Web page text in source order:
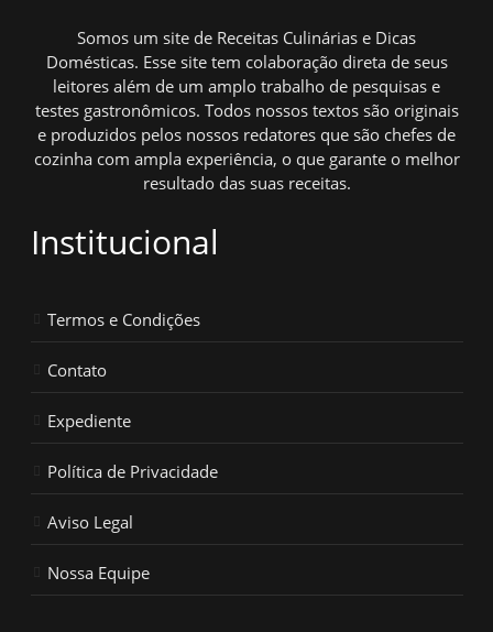
Somos um site de Receitas Culinárias e Dicas
Domésticas. Esse site tem colaboração direta de seus
leitores além de um amplo trabalho de pesquisas e
testes gastronômicos. Todos nossos textos são originais
e produzidos pelos nossos redatores que são chefes de
cozinha com ampla experiência, o que garante o melhor
resultado das suas receitas.
Institucional
Termos e Condições
Contato
Expediente
Política de Privacidade
Aviso Legal
Nossa Equipe